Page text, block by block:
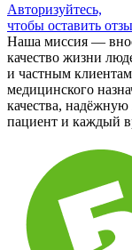
Авторизуйтесь,
чтобы оставить
Наша миссия —
качество жизни
и частным
медицинского
качества,
пациент и каждый